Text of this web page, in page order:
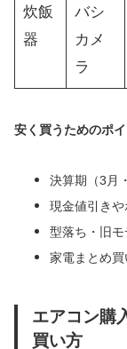
炊飯
器
バシ
カメ
ラ
安く買うためのポ
決算期（3月
現金値引き
型落ち・旧
家電まとめ
エアコン購
買い方